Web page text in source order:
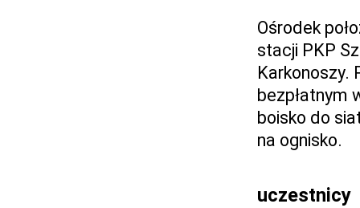
Ośrodek
stacji PKP
Karkonoszy.
bezpłatnym
boisko do
na ognisko.
uczestnicy